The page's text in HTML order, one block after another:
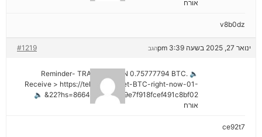
אורח
v8b0dz
ינואר 27, 2025 בשעה 3:39 pm #1219 הגב
🔈 Reminder- TRANSACTION 0.75777794 BTC.
Receive > https://telegra.ph/Get-BTC-right-now-01-
22?hs=8664c520642b9e7f918fcef491c8bf02& 🔈
אורח
ce92t7